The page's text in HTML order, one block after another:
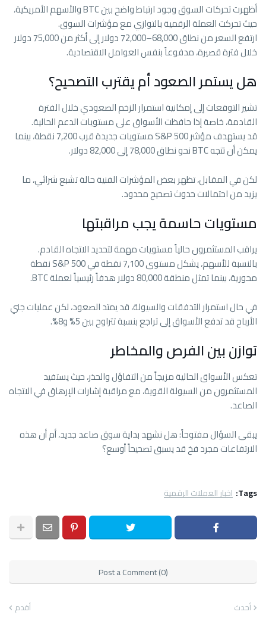
أظهرت تحركات السوق وجود ارتباط واضح بين BTC والأسهم الأمريكية،
حيث تحركت العملة الرقمية بالتوازي مع مؤشرات السوق.
ارتفع السعر من نطاق 68,000–72,000 دولار إلى أكثر من 75,000 دولار
خلال فترة قصيرة، مدفوعاً بنفس العوامل الاقتصادية.
هل يستمر الصعود أم يقترب التصحيح؟
تشير التوقعات إلى إمكانية استمرار الزخم الصعودي خلال الفترة
القادمة، خاصة إذا حافظت الأسواق على مستويات الدعم الحالية.
قد يستهدف مؤشر S&P 500 مستويات جديدة قرب 7,200 نقطة، بينما
يمكن أن تتجه BTC نحو نطاق 78,000 إلى 82,000 دولار.
لكن في المقابل، تظهر بعض المؤشرات الفنية حالة تشبع شرائي، ما
يزيد من احتمالات حدوث تصحيح محدود.
مستويات حاسمة يجب مراقبتها
يراقب المستثمرون حالياً مستويات مهمة لتحديد الاتجاه القادم.
بالنسبة للأسهم، يشكل مستوى 7,100 نقطة في S&P 500 نقطة
محورية، بينما تمثل منطقة 80,000 دولار هدفاً رئيسياً لعملة BTC.
في حال استمرار التدفقات والسيولة، قد يمتد الصعود، لكن عمليات جني
الأرباح قد تدفع الأسواق إلى تراجع بنسبة تتراوح بين 5% و8%.
توازن بين الفرص والمخاطر
تعكس الأسواق الحالية مزيجاً من التفاؤل والحذر، حيث يستفيد
المستثمرون من السيولة القوية، مع مراقبة إشارات الإرهاق في الاتجاه
الصاعد.
يبقى السؤال مفتوحاً: هل نشهد بداية سوق صاعد جديد، أم أن هذه
الارتفاعات مجرد فخ قد يسبق تصحيحاً أوسع؟
Tags: اخبار العملات الرقمية
Post a Comment (0)
أحدث أقدم